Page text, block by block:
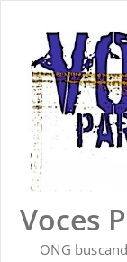
contenido
Voces
ONG